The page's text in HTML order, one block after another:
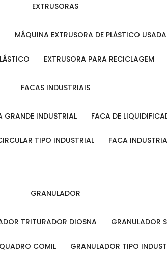
EXTRUSORAS
MÁQUINA EXTRUSORA DE PLÁSTICO
EXTRUSORA PARA RECICLAGEM
FACAS INDUSTRIAIS
GRANDE INDUSTRIAL FACA DE
TIPO INDUSTRIAL FACA
GRANULADOR
TRITURADOR DIOSNA GRANULADOR
QUADRO COMIL GRANULADOR TIPO